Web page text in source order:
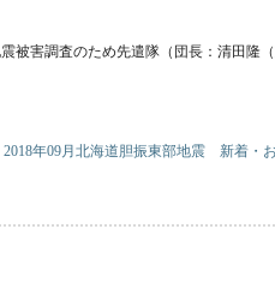
被害調査のため先遣隊（団長：清田隆
新着・
2018年09月北海道胆振東部地震